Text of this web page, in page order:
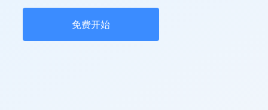
免费开始